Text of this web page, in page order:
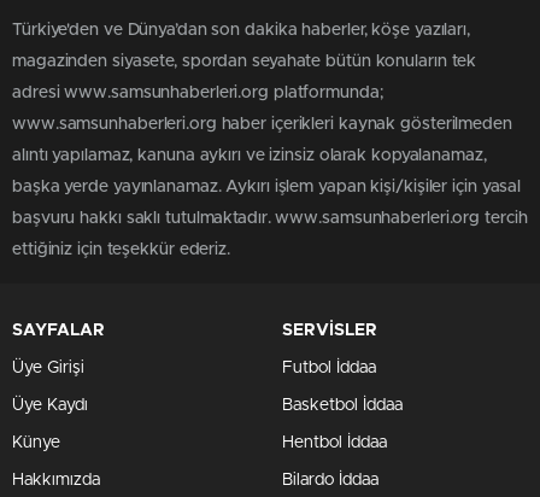
Türkiye'den ve Dünya’dan son dakika haberler, köşe yazıları,
magazinden siyasete, spordan seyahate bütün konuların tek
adresi www.samsunhaberleri.org platformunda;
www.samsunhaberleri.org haber içerikleri kaynak gösterilmeden
alıntı yapılamaz, kanuna aykırı ve izinsiz olarak kopyalanamaz,
başka yerde yayınlanamaz. Aykırı işlem yapan kişi/kişiler için yasal
başvuru hakkı saklı tutulmaktadır. www.samsunhaberleri.org tercih
ettiğiniz için teşekkür ederiz.
SAYFALAR
Üye Girişi
Üye Kaydı
Künye
Hakkımızda
SERVİSLER
Futbol İddaa
Basketbol İddaa
Hentbol İddaa
Bilardo İddaa